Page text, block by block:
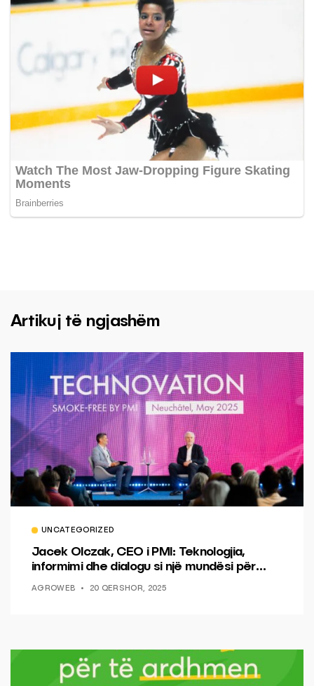
Artikuj të ngjashëm
UNCATEGORIZED
Jacek Olczak, CEO i PMI: Teknologjia,
informimi dhe dialogu si një mundësi për
AGROWEB 20 QERSHOR, 2025